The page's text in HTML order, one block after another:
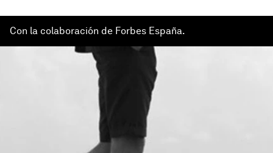
Con la colaboración de Forbes España.